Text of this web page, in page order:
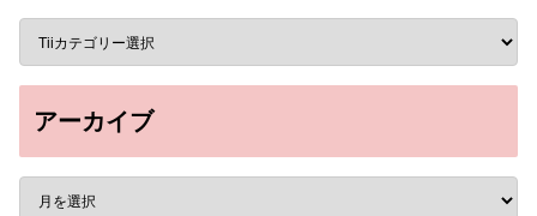
アーカイブ